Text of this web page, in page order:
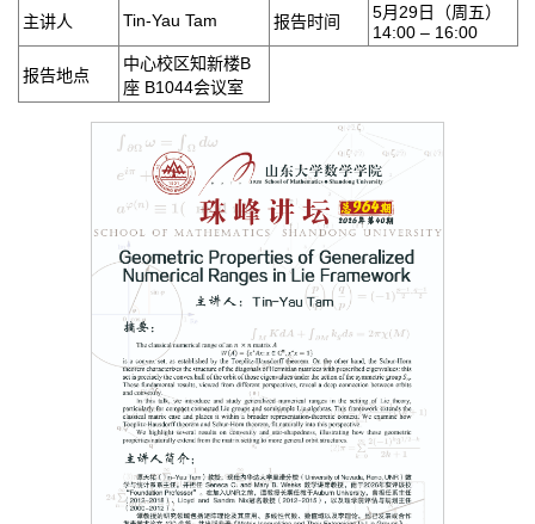
主讲人 Tin-Yau Tam 报告时间
5月29日（周五）
14:00 – 16:00
报告地点
中心校区知新楼B
座 B1044会议室